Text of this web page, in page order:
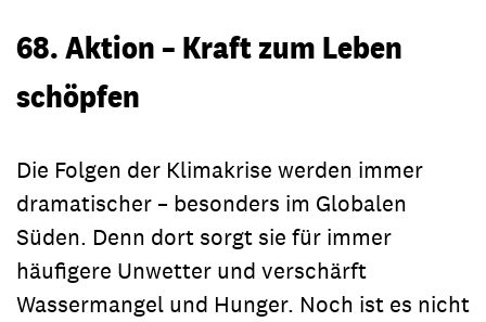
68. Aktion – Kraft zum Leben
schöpfen
Die Folgen der Klimakrise werden immer
dramatischer – besonders im Globalen
Süden. Denn dort sorgt sie für immer
häufigere Unwetter und verschärft
Wassermangel und Hunger. Noch ist es nicht